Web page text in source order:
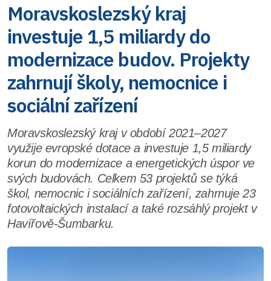
Moravskoslezský kraj
investuje 1,5 miliardy do
modernizace budov. Projekty
zahrnují školy, nemocnice i
sociální zařízení
Moravskoslezský kraj v období 2021–2027
využije evropské dotace a investuje 1,5 miliardy
korun do modernizace a energetických úspor ve
svých budovách. Celkem 53 projektů se týká
škol, nemocnic i sociálních zařízení, zahrnuje 23
fotovoltaických instalací a také rozsáhlý projekt v
Havířově-Šumbarku.